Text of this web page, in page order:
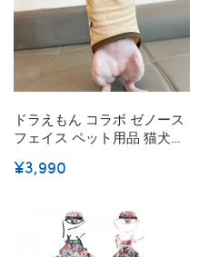
ドラえもん コラボ ゼノース
フェイス ペット用品 猫犬服
夏対策 薄い 柔らかい 100％
かわいい 洋服 ペット服 おし
ゃれ子猫 服 スフィンクス適
用 エアコン 散歩
¥3,990